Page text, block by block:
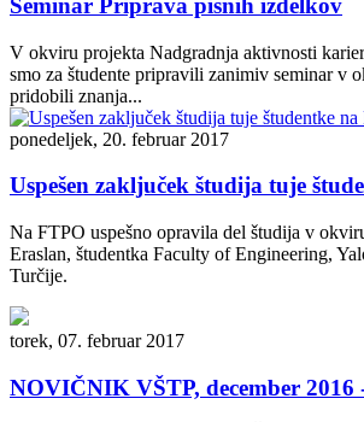
Seminar Priprava pisnih izdelkov
V okviru projekta Nadgradnja aktivnosti
smo za študente pripravili zanimiv seminar v
pridobili znanja...
ponedeljek, 20. februar 2017
Uspešen zaključek študija tuje
Na FTPO uspešno opravila del študija v
Eraslan, študentka Faculty of Engineering,
Turčije.
torek, 07. februar 2017
NOVIČNIK VŠTP, december 2016